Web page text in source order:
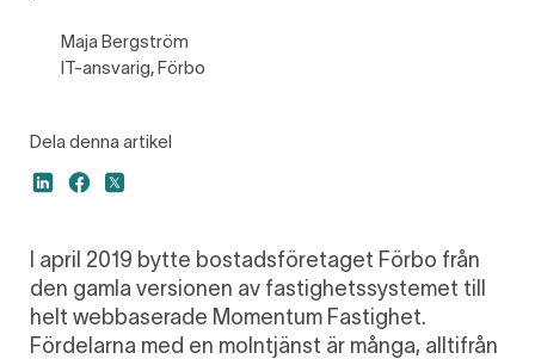
Maja Bergström
IT-ansvarig, Förbo
Dela denna artikel
I april 2019 bytte bostadsföretaget Förbo från
den gamla versionen av fastighetssystemet till
helt webbaserade Momentum Fastighet.
Fördelarna med en molntjänst är många, alltifrån